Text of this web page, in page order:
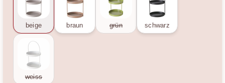
beige braun grün schwarz
weiss